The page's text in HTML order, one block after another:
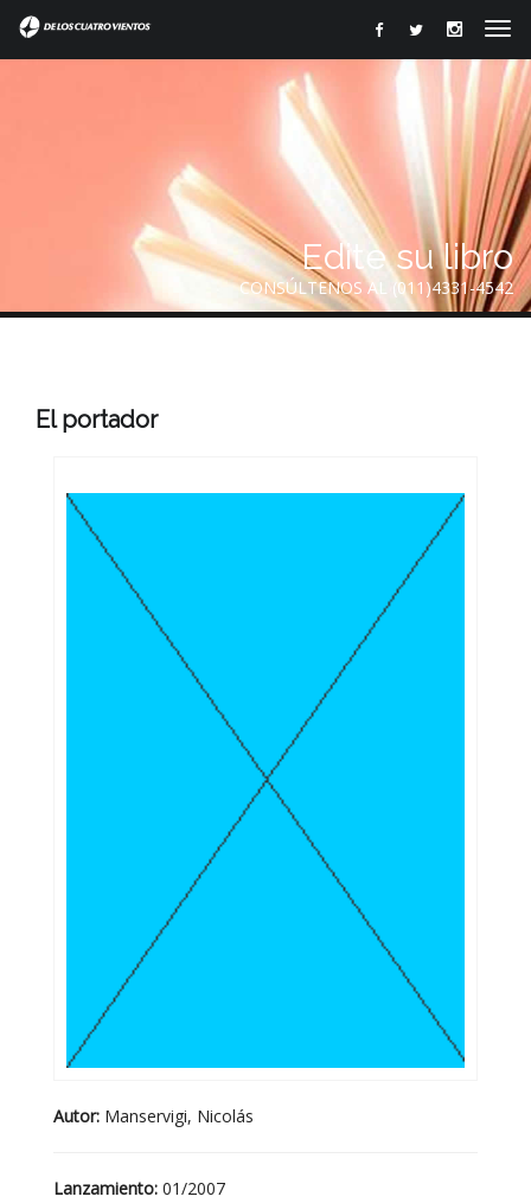
Edite su libro
CONSÚLTENOS AL (011)4331-4542
El portador
Autor: Manservigi, Nicolás
Lanzamiento: 01/2007